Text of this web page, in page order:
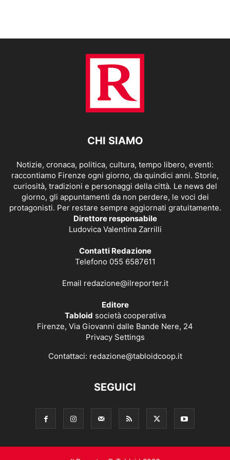
CHI SIAMO
Notizie, cronaca, politica, cultura, tempo libero, eventi:
raccontiamo Firenze ogni giorno, da quindici anni. Storie,
curiosità, tradizioni e personaggi della città. Le news del
giorno, gli appuntamenti da non perdere, le voci dei
protagonisti. Per restare sempre aggiornati gratuitamente.
Direttore responsabile
Ludovica Valentina Zarrilli
Contatti Redazione
Telefono 055 6587611
Email redazione@ilreporter.it
Editore
Tabloid società cooperativa
Firenze, Via Giovanni dalle Bande Nere, 24
Privacy Settings
Contattaci: redazione@tabloidcoop.it
SEGUICI